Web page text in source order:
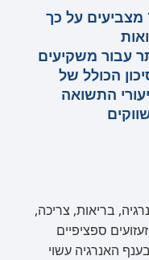
״מחקרים מאז שנות ה-70 מצביעים על כך
עבור משקיעים
הכולל של
התשואה
בריאות, צריכה,
ספציפיים
האנרגיה עשוי